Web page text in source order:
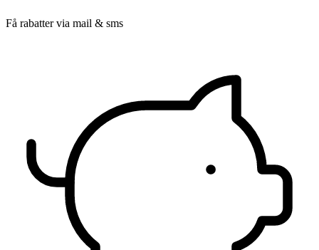
Få rabatter via mail & sms